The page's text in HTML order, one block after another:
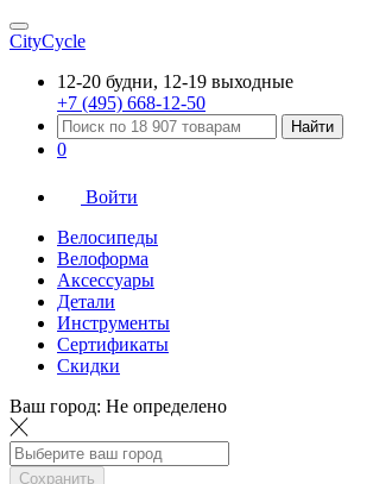
CityCycle
12-20 будни, 12-19 выходные
+7 (495) 668-12-50
Найти
0
Войти
Велосипеды
Велоформа
Аксессуары
Детали
Инструменты
Сертификаты
Скидки
Ваш город: Не определено
Сохранить